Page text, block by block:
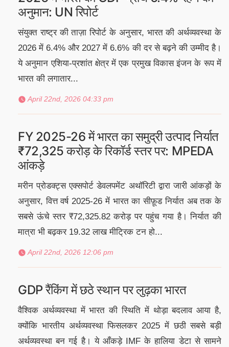
अनुमान: UN रिपोर्ट
संयुक्त राष्ट्र की ताज़ा रिपोर्ट के अनुसार, भारत की अर्थव्यवस्था के
2026 में 6.4% और 2027 में 6.6% की दर से बढ़ने की उम्मीद है।
ये अनुमान एशिया-प्रशांत क्षेत्र में एक प्रमुख विकास इंजन के रूप में
भारत की लगातार...
April 22nd, 2026 04:33 pm
FY 2025-26 में भारत का समुद्री उत्पाद निर्यात
₹72,325 करोड़ के रिकॉर्ड स्तर पर: MPEDA
आंकड़े
मरीन प्रोडक्ट्स एक्सपोर्ट डेवलपमेंट अथॉरिटी द्वारा जारी आंकड़ों के
अनुसार, वित्त वर्ष 2025-26 में भारत का सीफ़ूड निर्यात अब तक के
सबसे ऊंचे स्तर ₹72,325.82 करोड़ पर पहुंच गया है। निर्यात की
मात्रा भी बढ़कर 19.32 लाख मीट्रिक टन हो...
April 22nd, 2026 12:06 pm
GDP रैंकिंग में छठे स्थान पर लुढ़का भारत
वैश्विक अर्थव्यवस्था में भारत की स्थिति में थोड़ा बदलाव आया है,
क्योंकि भारतीय अर्थव्यवस्था फिसलकर 2025 में छठी सबसे बड़ी
अर्थव्यवस्था बन गई है। ये आँकड़े IMF के हालिया डेटा से सामने